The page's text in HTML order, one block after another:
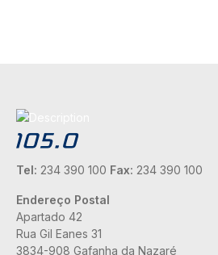
Tel: 234 390 100 Fax: 234 390 100
Endereço Postal
Apartado 42
Rua Gil Eanes 31
3834-908 Gafanha da Nazaré